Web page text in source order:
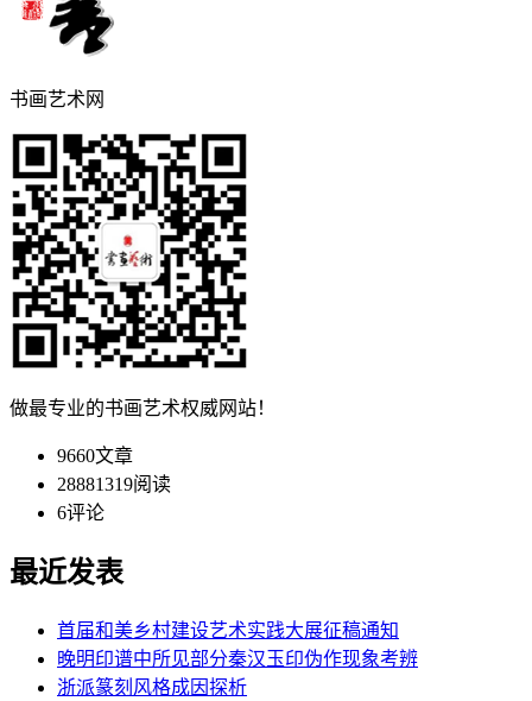
书画艺术网
做最专业的书画艺术权威网站！
9660文章
28881319阅读
6评论
最近发表
首届和美乡村建设艺术实践大展征稿通知
晚明印谱中所见部分秦汉玉印伪作现象考辨
浙派篆刻风格成因探析